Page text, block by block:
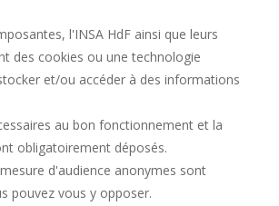
l'INSA HdF ainsi que leurs
des cookies ou une technologie
et/ou accéder à des informations
au bon fonctionnement et la
obligatoirement déposés.
d'audience anonymes sont
pouvez vous y opposer.